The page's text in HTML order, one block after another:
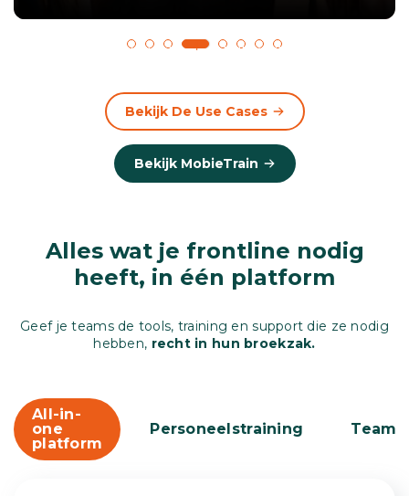
1 2 3 4 5 6 7 8
Bekijk De Use Cases
Bekijk MobieTrain
Alles wat je frontline nodig
heeft, in één platform
Geef je teams de tools, training en support die ze nodig
hebben, recht in hun broekzak.
All-in-
one
platform
Personeelstraining